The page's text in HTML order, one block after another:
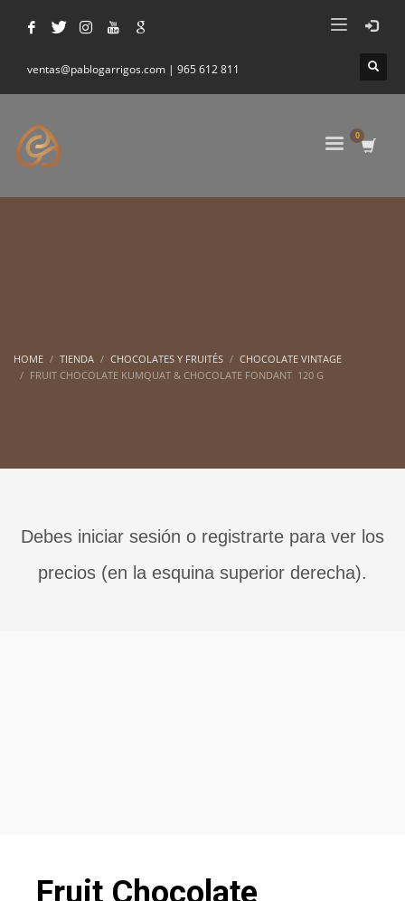
ventas@pablogarrigos.com | 965 612 811
HOME TIENDA CHOCOLATES Y FRUITÉS
CHOCOLATE VINTAGE
FRUIT CHOCOLATE KUMQUAT & CHOCOLATE FONDANT 120 G
Debes iniciar sesión o registrarte para ver los
precios (en la esquina superior derecha).
Fruit Chocolate